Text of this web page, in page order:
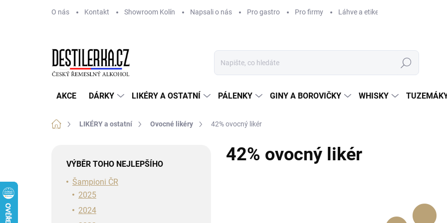
O nás Kontakt Showroom Kolín Napsali o nás Pro gastro Pro firmy Láhve a etikety na míru
Hledat
AKCE DÁRKY LIKÉRY A OSTATNÍ PÁLENKY GINY A BOROVIČKY WHISKY
Domů LIKÉRY a ostatní Ovocné likéry 42% ovocný likér
VÝBĚR TOHO NEJLEPŠÍHO
Šampioni ČR
2025
2024
42% ovocný likér